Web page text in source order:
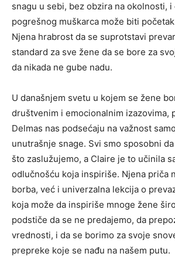
snagu u sebi, bez obzira na okolnosti, i
pogrešnog muškarca može biti
Njena hrabrost da se suprotstavi
standard za sve žene da se bore za
da nikada ne gube nadu.
U današnjem svetu u kojem se žene
društvenim i emocionalnim izazovima,
Delmas nas podsećaju na važnost
unutrašnje snage. Svi smo sposobni
što zaslužujemo, a Claire je to učinila
odlučnošću koja inspiriše. Njena priča
borba, već i univerzalna lekcija o
koja može da inspiriše mnoge žene
podstiče da se ne predajemo, da
vrednosti, i da se borimo za svoje
prepreke koje se nađu na našem putu.